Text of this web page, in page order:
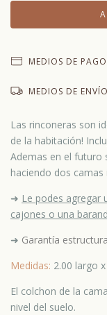
MEDIOS DE PAGO
MEDIOS DE ENVÍO
Las rinconeras son
de la habitación!
Ademas en el futuro
haciendo dos camas
➜ Le podes agregar
cajones o una
➜ Garantía
Medidas: 2.00 largo
El colchon de la
nivel del suelo.